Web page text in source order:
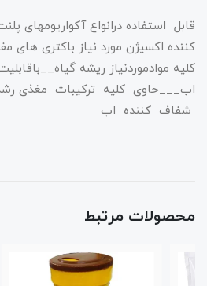
قابل استفاده درانواع آکواریومهای
کننده اکسیژن مورد نیاز باکتری های
کلیه موادموردنیاز ریشه
اب___حاوی کلیه ترکیبات مغذی
شفاف کننده اب
محصولات مرتبط